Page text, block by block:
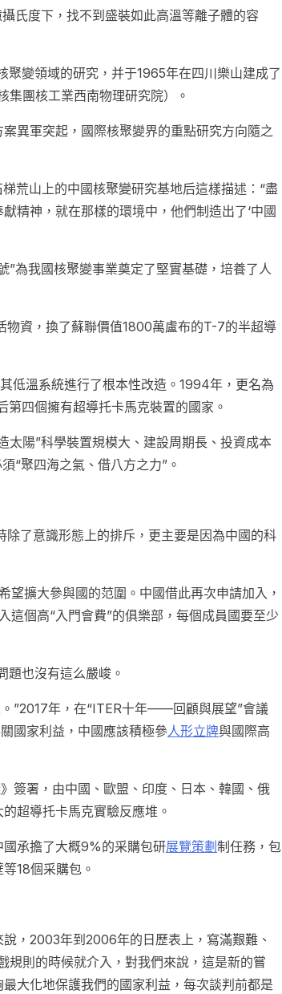
氏度下，找不到盛裝如此高溫等離子體的容
變領域的研究，并于1965年在四川樂山建成了
團核工業西南物理研究院）。
異軍突起，國際核聚變界的重點研究方向隨之
梯荒山上的中國核聚變研究基地后這樣描述：“盡
精神，就在那樣的環境中，他們制造出了‘中國
為我國核聚變事業奠定了堅實基礎，培養了人
物資，換了蘇聯價值1800萬盧布的T-7的半超導
低溫系統進行了根本性改造。1994年，更名為
四個擁有超導托卡馬克裝置的國家。
太陽”科學裝置規模大、建設周期長、投資成本
“聚四海之氣、借八方之力”。
了意識形態上的排斥，更主要是因為中國的科
擴大參與國的范圍。中國借此再次申請加入，
個高“入門會費”的俱樂部，每個成員國要至少
題也沒有這么嚴峻。
”2017年，在“ITER十年——回顧與展望”會議
國家利益，中國應該積極參人形立牌與國際高
簽署，由中國、歐盟、印度、日本、韓國、俄
超導托卡馬克實驗反應堆。
承擔了大概9%的采購包研展覽策劃 制任務，包
18個采購包。
，2003年到2006年的日歷表上，寫滿艱難、
規則的時候就介入，對我們來說，這是新的嘗
大化地保護我們的國家利益，每次談判前都是